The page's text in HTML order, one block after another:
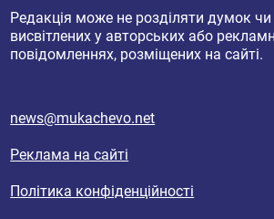
Редакція може не розділяти думок чи
висвітлених у авторських або
повідомленнях, розміщених на сайті.
news@mukachevo.net
Реклама на сайті
Політика конфіденційності